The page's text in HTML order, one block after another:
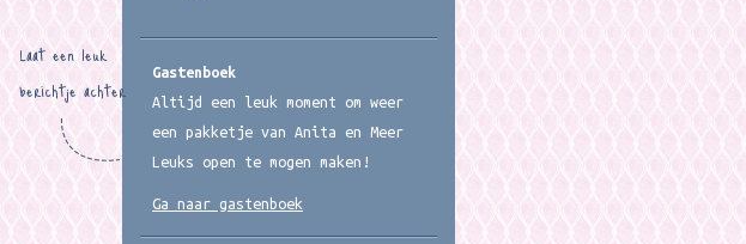
Gastenboek
Altijd een leuk moment om weer
een pakketje van Anita en Meer
Leuks open te mogen maken!
Laat een leuk
berichtje achter
Ga naar gastenboek